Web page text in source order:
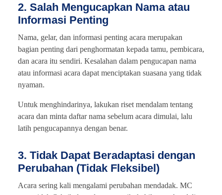
2. Salah Mengucapkan Nama atau
Informasi Penting
Nama, gelar, dan informasi penting acara merupakan
bagian penting dari penghormatan kepada tamu, pembicara,
dan acara itu sendiri. Kesalahan dalam pengucapan nama
atau informasi acara dapat menciptakan suasana yang tidak
nyaman.
Untuk menghindarinya, lakukan riset mendalam tentang
acara dan minta daftar nama sebelum acara dimulai, lalu
latih pengucapannya dengan benar.
3. Tidak Dapat Beradaptasi dengan
Perubahan (Tidak Fleksibel)
Acara sering kali mengalami perubahan mendadak. MC